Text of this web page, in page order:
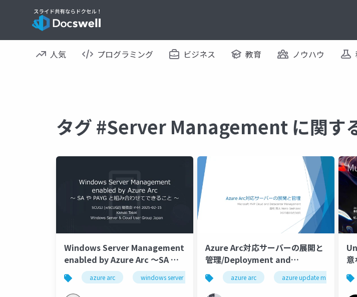
人気 プログラミング ビジネス 教育 ノウハウ
タグ #Server Management に関す
Windows Server Management
enabled by Azure Arc ～SA や
PAYG と組み合わせてできること
～
azure arc windows server windows server 2025 arc enabled
Azure Arc対応サーバーの展開と
管理/Deployment and
Management of Azure Arc
Enabled Servers
azure arc azure update manager
意